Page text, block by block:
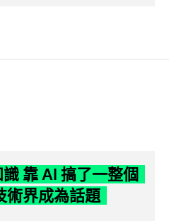
靠 AI 搞了一整個
術界成為話題